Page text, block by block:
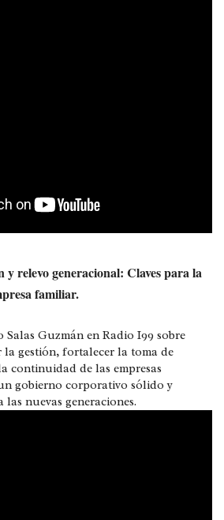
y relevo generacional: Claves para la
familiar.
Salas Guzmán en Radio I99 sobre
gestión, fortalecer la toma de
continuidad de las empresas
gobierno corporativo sólido y
nuevas generaciones.